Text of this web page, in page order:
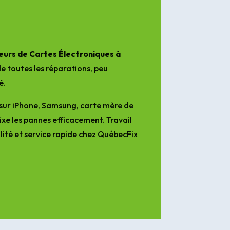
de Cartes Électroniques à
toutes les réparations, peu
iPhone, Samsung, carte mère de
les pannes efficacement. Travail
et service rapide chez QuébecFix